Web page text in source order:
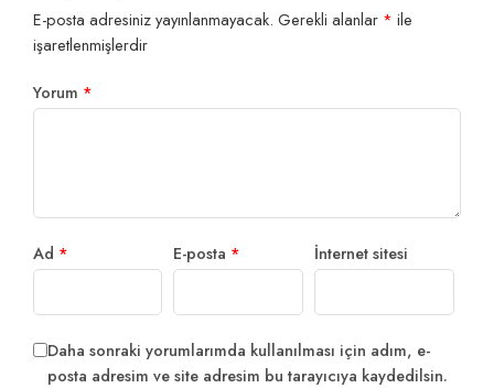
E-posta adresiniz yayınlanmayacak. Gerekli alanlar * ile
işaretlenmişlerdir
Yorum *
Ad * E-posta * İnternet sitesi
Daha sonraki yorumlarımda kullanılması için adım, e-
posta adresim ve site adresim bu tarayıcıya kaydedilsin.